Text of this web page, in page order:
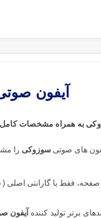
آیفون
به همراه مشخصات کامل
های صوتی سوزوکی را
فقط با گارانتی اصلی (
برتر تولید کننده آیفون